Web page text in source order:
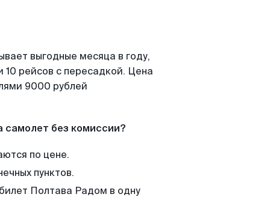
выгодные месяца в году,
рейсов с пересадкой. Цена
9000 рублей
самолет без комиссии?
по цене.
пунктов.
Полтава Радом в одну